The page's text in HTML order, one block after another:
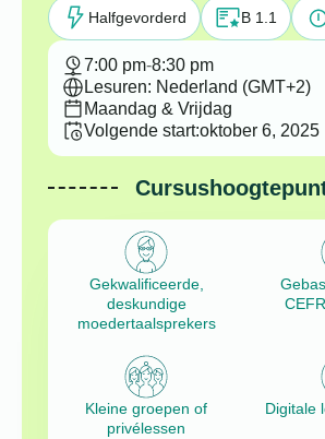
Halfgevorderd B 1.1
7:00 pm-8:30 pm
Lesuren: Nederland (GMT+2)
Maandag & Vrijdag
Volgende start:oktober 6, 2025
Gekwalificeerde,
deskundige
moedertaalsprekers
Kleine groepen of
privélessen
Digitale